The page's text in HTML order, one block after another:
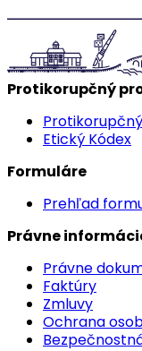
Protikorupčný
Etický Kódex
Formuláre
Prehľad
Právne
Právne
Faktúry
Zmluvy
Ochrana